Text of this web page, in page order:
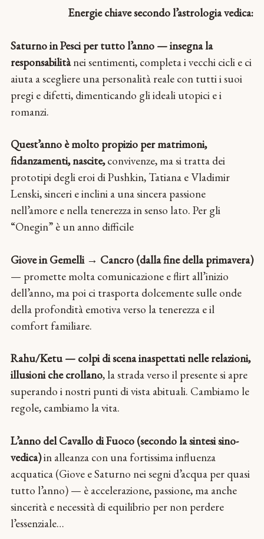
Energie chiave secondo l’astrologia vedica:
Saturno in Pesci per tutto l’anno — insegna la
responsabilitànei sentimenti, completa i vecchi cicli e ci
aiuta a scegliere una personalità reale con tutti i suoi
pregi e difetti, dimenticando gli ideali utopici e i
romanzi.
Quest’anno è molto propizio per matrimoni,
fidanzamenti, nascite,convivenze, ma si tratta dei
prototipi degli eroi di Pushkin, Tatiana e Vladimir
Lenski, sinceri e inclini a una sincera passione
nell’amore e nella tenerezza in senso lato. Per gli
“Onegin” è un anno difficile
Giove in Gemelli → Cancro (dalla fine della primavera)
— promette molta comunicazione e flirt all’inizio
dell’anno, ma poi ci trasporta dolcemente sulle onde
della profondità emotiva verso la tenerezza e il
comfort familiare.
Rahu/Ketu — colpi di scena inaspettati nelle relazioni,
illusioni che crollano, la strada verso il presente si apre
superando i nostri punti di vista abituali. Cambiamo le
regole, cambiamo la vita.
L’anno del Cavallo di Fuoco (secondo la sintesi sino-
vedica)in alleanza con una fortissima influenza
acquatica (Giove e Saturno nei segni d’acqua per quasi
tutto l’anno) — è accelerazione, passione, ma anche
sincerità e necessità di equilibrio per non perdere
l’essenziale…